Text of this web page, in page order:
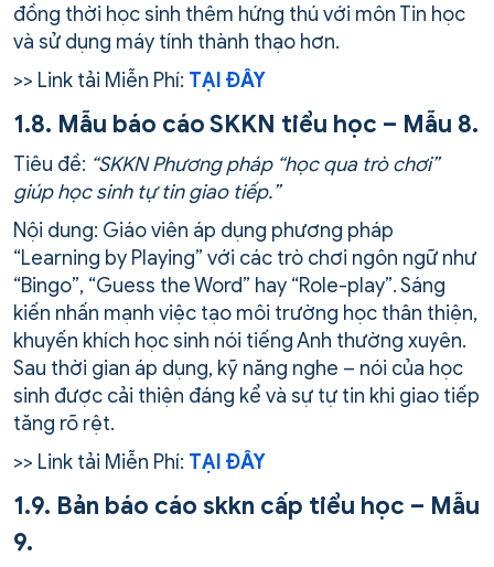
đồng thời học sinh thêm hứng thú với môn Tin học
và sử dụng máy tính thành thạo hơn.
>> Link tải Miễn Phí: TẠI ĐÂY
1.8. Mẫu báo cáo SKKN tiểu học – Mẫu 8.
Tiêu đề: “SKKN Phương pháp “học qua trò chơi”
giúp học sinh tự tin giao tiếp.”
Nội dung: Giáo viên áp dụng phương pháp
“Learning by Playing” với các trò chơi ngôn ngữ như
“Bingo”, “Guess the Word” hay “Role-play”. Sáng
kiến nhấn mạnh việc tạo môi trường học thân thiện,
khuyến khích học sinh nói tiếng Anh thường xuyên.
Sau thời gian áp dụng, kỹ năng nghe – nói của học
sinh được cải thiện đáng kể và sự tự tin khi giao tiếp
tăng rõ rệt.
>> Link tải Miễn Phí: TẠI ĐÂY
1.9. Bản báo cáo skkn cấp tiểu học – Mẫu
9.